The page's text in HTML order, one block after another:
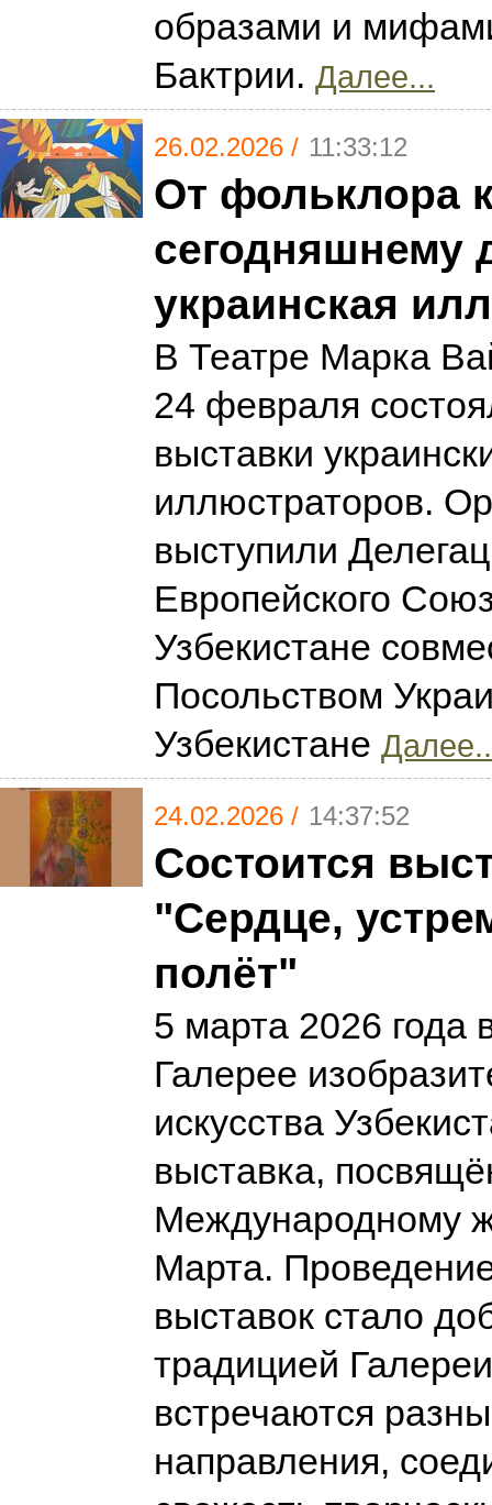
образами и
Бактрии. Далее...
26.02.2026 / 11:33:12
От фольклора
сегодняшнему
украинская
В Театре Марка
24 февраля
выставки
иллюстраторов.
выступили
Европейского
Узбекистане
Посольством
Узбекистане
24.02.2026 / 14:37:52
Состоится
"Сердце,
полёт"
5 марта 2026 года
Галерее
искусства
выставка,
Международному
Марта.
выставок стало
традицией
встречаются
направления,